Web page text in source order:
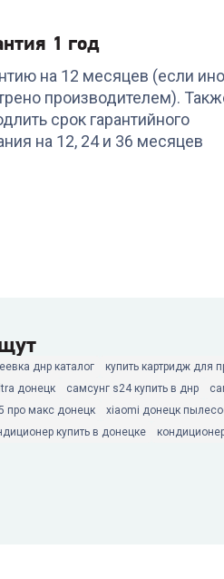
1 год
на 12 месяцев (если
производителем).
срок гарантийного
на 12, 24 и 36 месяцев
днр каталог купить картридж для
донецк
самсунг s24 купить в днр
про макс донецк
xiaomi донецк
купить в донецке